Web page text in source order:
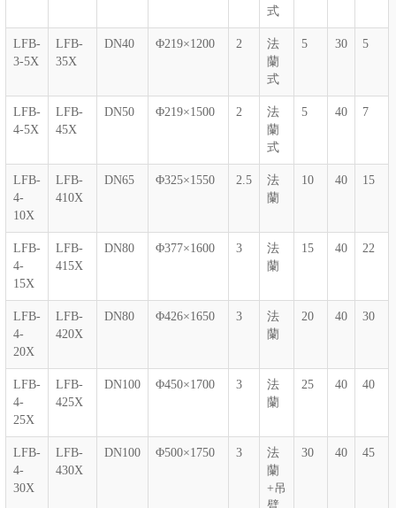
式
LFB-
3-5X
LFB-
35X
DN40 Φ219×1200 2
法
蘭
式
5 30 5
LFB-
4-5X
LFB-
45X
DN50 Φ219×1500 2
法
蘭
式
5 40 7
LFB-
4-
10X
LFB-
410X
DN65 Φ325×1550 2.5
法
蘭
10 40 15
LFB-
4-
15X
LFB-
415X
DN80 Φ377×1600 3
法
蘭
15 40 22
LFB-
4-
20X
LFB-
420X
DN80 Φ426×1650 3
法
蘭
20 40 30
LFB-
4-
25X
LFB-
425X
DN100 Φ450×1700 3
法
蘭
25 40 40
LFB-
4-
30X
LFB-
430X
DN100 Φ500×1750 3
法
蘭
+吊
30 40 45